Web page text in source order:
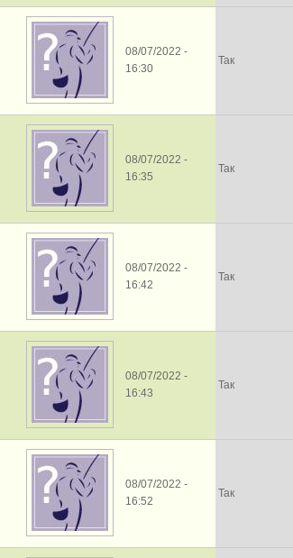
08/07/2022 -
16:30
Так
08/07/2022 -
16:35
Так
08/07/2022 -
16:42
Так
08/07/2022 -
16:43
Так
08/07/2022 -
16:52
Так